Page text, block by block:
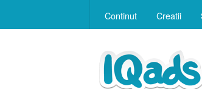
Continut Creatii